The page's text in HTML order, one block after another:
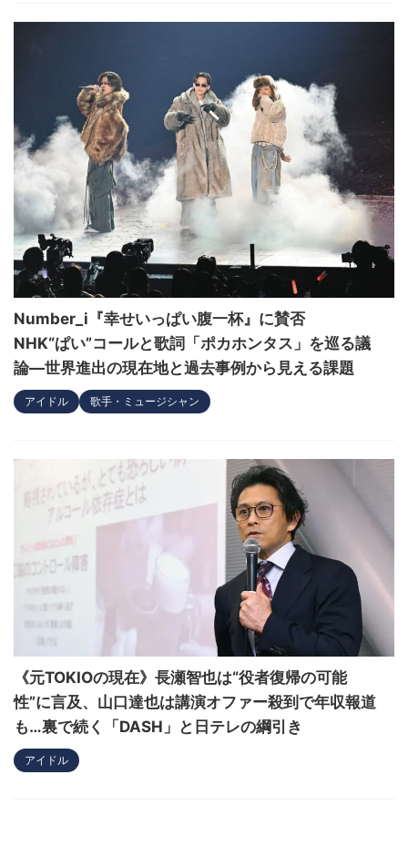
Number_i『幸せいっぱい腹一杯』に賛否
NHK“ぱい”コールと歌詞「ポカホンタス」を巡る議
論—世界進出の現在地と過去事例から見える課題
アイドル 歌手・ミュージシャン
《元TOKIOの現在》長瀬智也は“役者復帰の可能
性”に言及、山口達也は講演オファー殺到で年収報道
も…裏で続く「DASH」と日テレの綱引き
アイドル